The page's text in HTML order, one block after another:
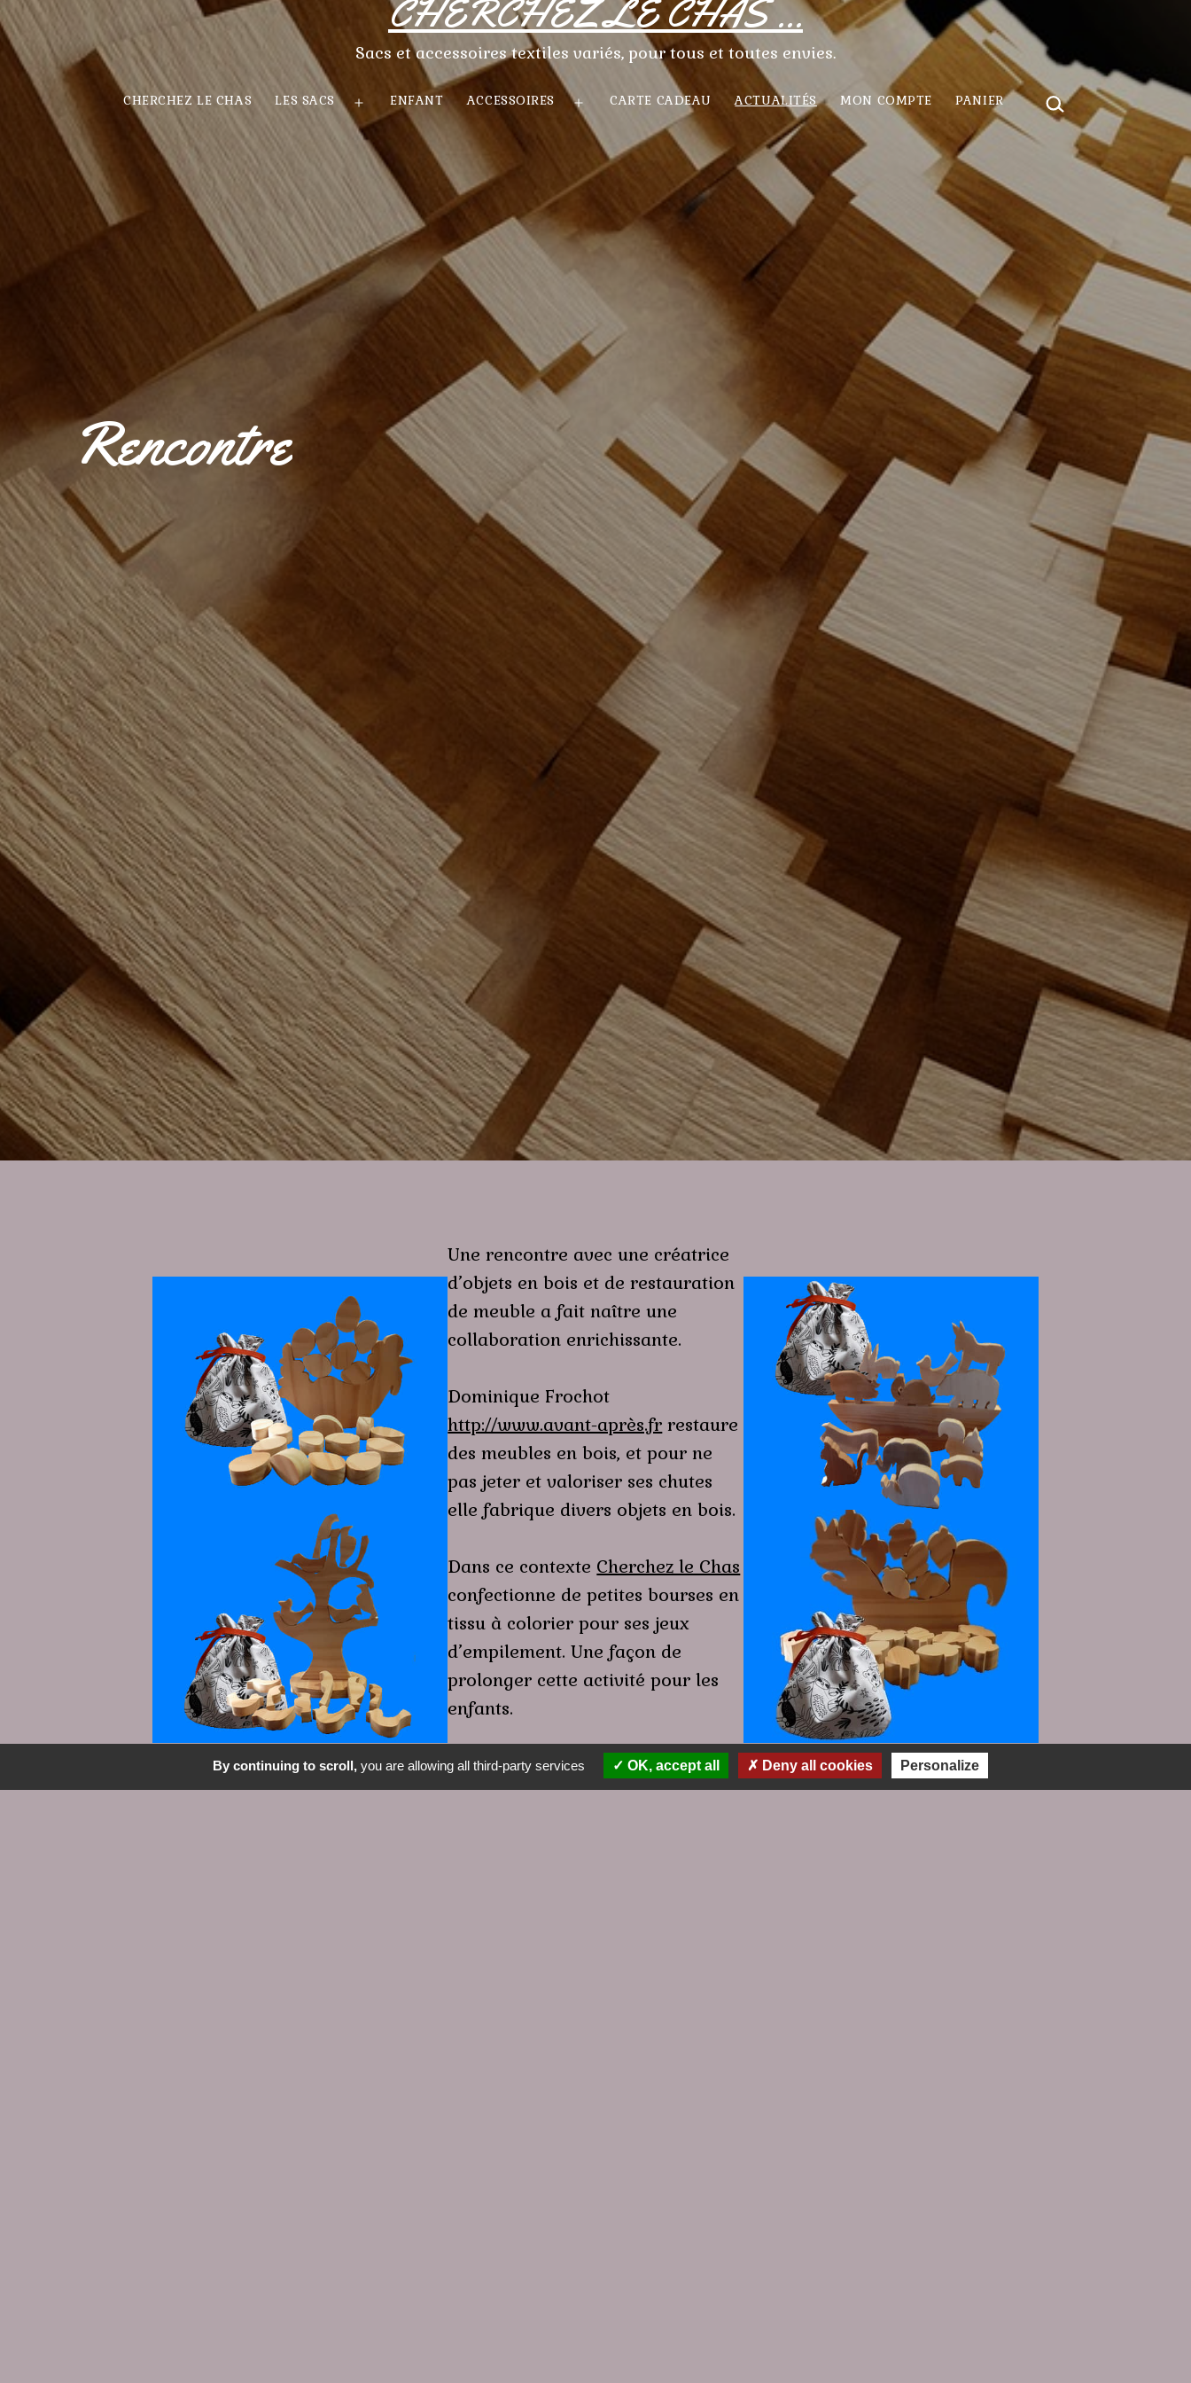
CHERCHEZ LE CHAS ...
Sacs et accessoires textiles variés, pour tous et toutes envies.
CHERCHEZ LE CHAS LES SACS
Ouvrir
le
menu
ENFANT ACCESSOIRES
Ouvrir
menu
CARTE CADEAU ACTUALITÉS MON COMPTE PANIER RECHERCHER…
Rencontre
Une rencontre avec une créatrice
d’objets en bois et de restauration
de meuble a fait naître une
collaboration enrichissante.
Dominique Frochot
http://www.avant-après.fr restaure
des meubles en bois, et pour ne
pas jeter et valoriser ses chutes
elle fabrique divers objets en bois.
Dans ce contexte Cherchez le Chas
confectionne de petites bourses en
tissu à colorier pour ses jeux
d’empilement. Une façon de
prolonger cette activité pour les
enfants.
Laissez-vous tenter.
By continuing to scroll,you are allowing all third-party services OK, accept all Deny all cookies Personalize